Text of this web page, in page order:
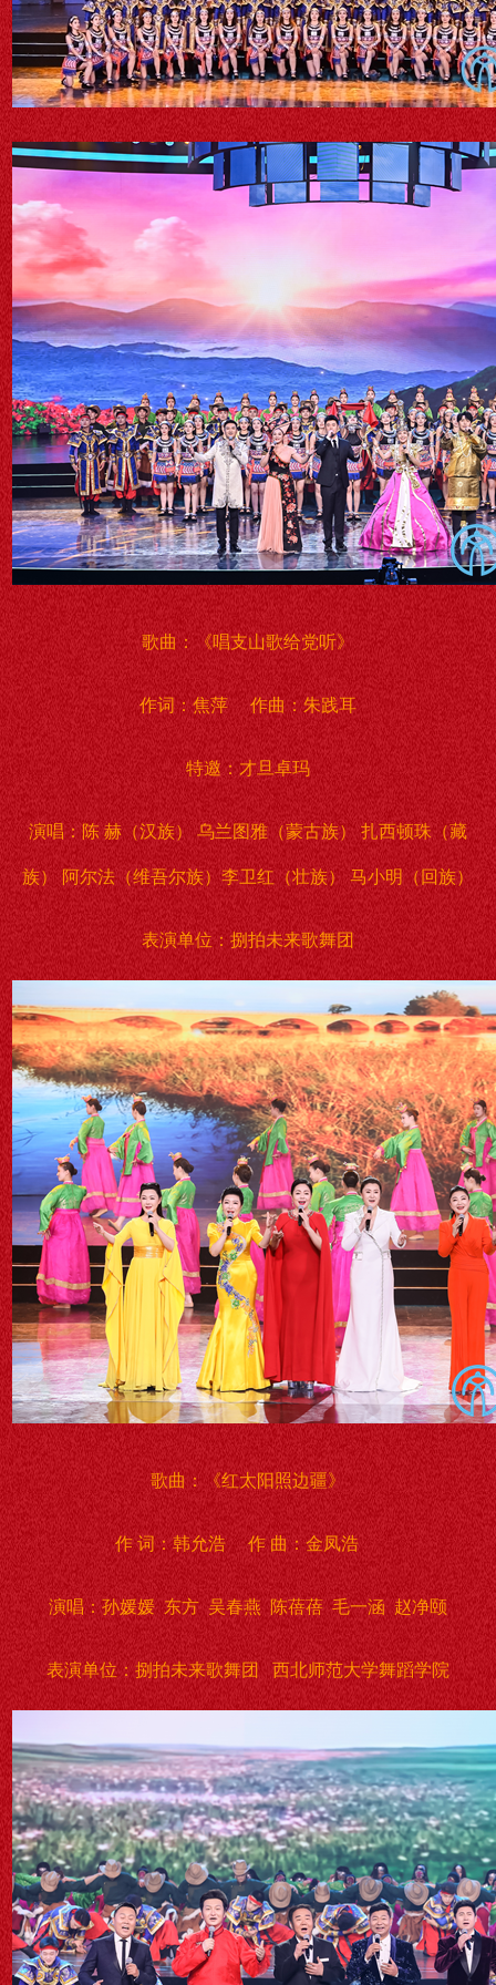
歌曲：《唱支山歌给党听》
作词：焦萍 作曲：朱践耳
特邀：才旦卓玛
演唱：陈 赫（汉族） 乌兰图雅（蒙古族） 扎西顿珠（藏
族） 阿尔法（维吾尔族）李卫红（壮族） 马小明（回族）
表演单位：捌拍未来歌舞团
歌曲：《红太阳照边疆》
作 词：韩允浩 作 曲：金凤浩
演唱：孙媛媛 东方 吴春燕 陈蓓蓓 毛一涵 赵净颐
表演单位：捌拍未来歌舞团 西北师范大学舞蹈学院